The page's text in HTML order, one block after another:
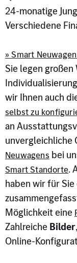
24-monatige
Verschiedene
» Smart
Sie legen
wir Ihnen auch
selbst zu
an
unvergleichliche
Neuwagensbei
Smart Standorte.
haben wir für
Möglichkeit eine
ZahlreicheBilder
Online-